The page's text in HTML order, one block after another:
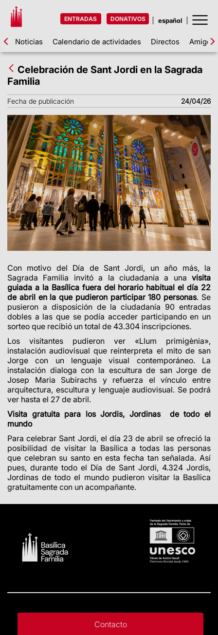
ENTRADAS DONATIVOS
Noticias Calendario de actividades Directos Amigos
Celebración de Sant Jordi en la Sagrada
Familia
Fecha de publicación 24/04/26
Con motivo del Día de Sant Jordi, un año más, la
Sagrada Familia invitó a la ciudadanía a una visita
guiada a la Basílica fuera del horario habitual el día 22
de abril en la que pudieron participar 180 personas. Se
pusieron a disposición de la ciudadanía 90 entradas
dobles a las que se podía acceder participando en un
sorteo que recibió un total de 43.304 inscripciones.
Los visitantes pudieron ver «Llum primigènia»,
instalación audiovisual que reinterpreta el mito de san
Jorge con un lenguaje visual contemporáneo. La
instalación dialoga con la escultura de san Jorge de
Josep Maria Subirachs y refuerza el vínculo entre
arquitectura, escultura y lenguaje audiovisual. Se podrá
ver hasta el 27 de abril.
Visita gratuita para los Jordis, Jordinas de todo el
mundo
Para celebrar Sant Jordi, el día 23 de abril se ofreció la
posibilidad de visitar la Basílica a todas las personas
que celebran su santo en esta fecha tan señalada. Así
pues, durante todo el Día de Sant Jordi, 4.324 Jordis,
Jordinas de todo el mundo pudieron visitar la Basílica
gratuitamente con un acompañante.
Contacto